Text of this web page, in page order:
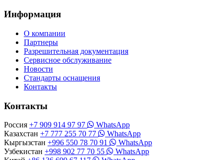
Информация
О компании
Партнеры
Разрешительная документация
Сервисное обслуживание
Новости
Стандарты оснащения
Контакты
Контакты
Россия +7 909 914 97 97
WhatsApp
Казахстан +7 777 255 70 77
WhatsApp
Кыргызстан +996 550 78 70 91
WhatsApp
Узбекистан +998 902 77 70 55
WhatsApp